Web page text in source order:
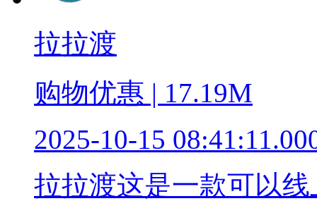
拉拉渡
购物优惠 | 17.19M
2025-10-15
拉拉渡这是一款可以